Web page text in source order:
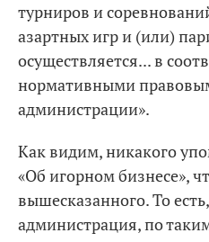
турниров и
азартных игр и (или)
осуществляется... в
нормативными
администрации».
Как видим, никакого
«Об игорном бизнесе»,
вышесказанного. То
администрация, по